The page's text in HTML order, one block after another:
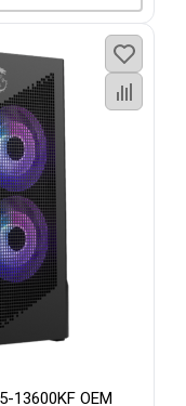
13600KF OEM